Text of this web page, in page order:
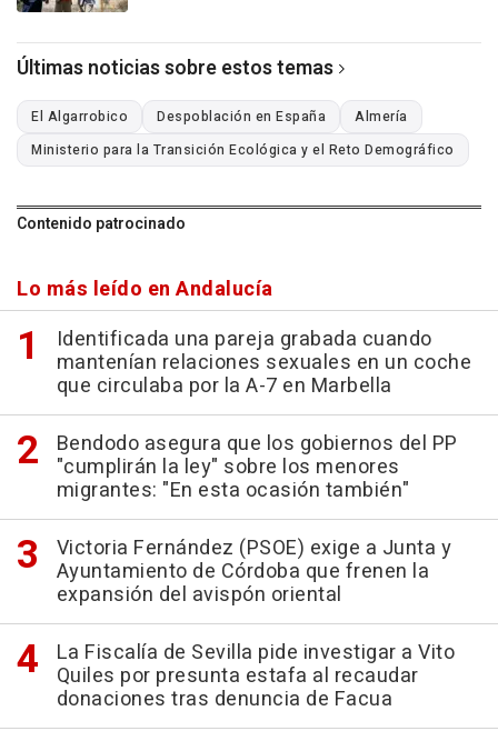
Últimas noticias sobre estos temas
El Algarrobico Despoblación en España
Almería
Ministerio para la Transición Ecológica y el Reto Demográfico
Contenido patrocinado
Lo más leído en Andalucía
Identificada una pareja grabada cuando
mantenían relaciones sexuales en un coche
que circulaba por la A-7 en Marbella
Bendodo asegura que los gobiernos del PP
"cumplirán la ley" sobre los menores
migrantes: "En esta ocasión también"
Victoria Fernández (PSOE) exige a Junta y
Ayuntamiento de Córdoba que frenen la
expansión del avispón oriental
La Fiscalía de Sevilla pide investigar a Vito
Quiles por presunta estafa al recaudar
donaciones tras denuncia de Facua